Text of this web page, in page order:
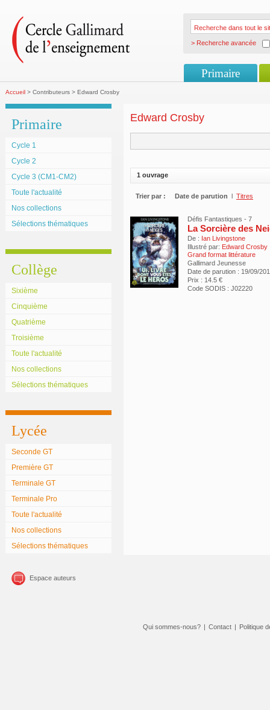
> Recherche avancée
Primaire
Accueil > Contributeurs > Edward Crosby
Primaire
Cycle 1
Cycle 2
Cycle 3 (CM1-CM2)
Toute l'actualité
Nos collections
Sélections thématiques
Collège
Sixième
Cinquième
Quatrième
Troisième
Toute l'actualité
Nos collections
Sélections thématiques
Lycée
Seconde GT
Première GT
Terminale GT
Terminale Pro
Toute l'actualité
Nos collections
Sélections thématiques
Espace auteurs
Edward Crosby
1 ouvrage
Trier par : Date de parution l Titres
Défis Fantastiques - 7
La Sorcière des
De : Ian Livingstone
Illustré par: Edward Crosby
Grand format littérature
Gallimard Jeunesse
Date de parution : 19/09/
Prix : 14.5 €
Code SODIS : J02220
Qui sommes-nous? | Contact | Politique